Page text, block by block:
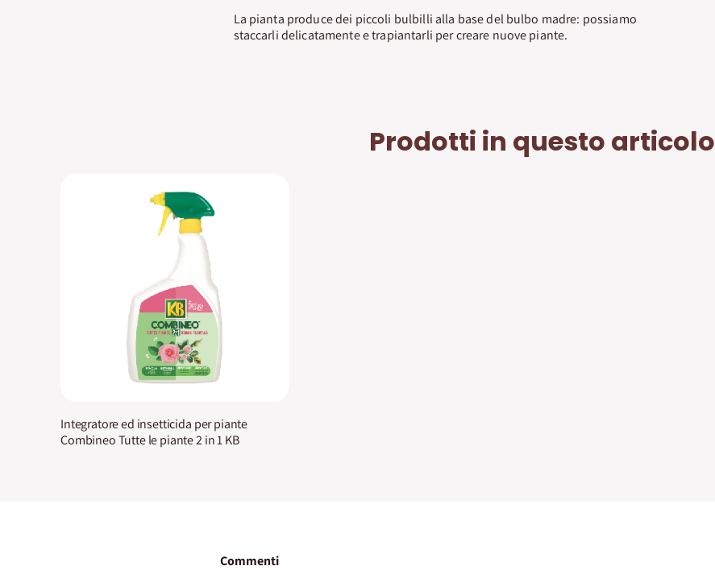
La pianta produce dei piccoli bulbilli alla base del bulbo madre: possiamo
staccarli delicatamente e trapiantarli per creare nuove piante.
Prodotti in questo articolo
Integratore ed insetticida per piante
Combineo Tutte le piante 2 in 1 KB
Commenti